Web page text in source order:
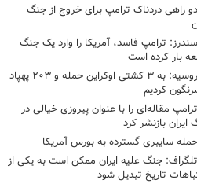
دو راهی دردناک ترامپ برای خروج از جنگ
سندرز: ترامپ فاسد، آمریکا را وارد یک جنگ
بار کرده است
روسیه: به ۳ کشتی اوکراین حمله و ۲۰۳ پهپاد
کردیم
ترامپ مقاله‌ای را با عنوان پیروزی خیالی در
ایران بازنشر کرد
حمله سایبری گسترده به بورس آمریکا
تلگراف: جنگ علیه ایران ممکن است به یکی از
تاریخ تبدیل شود